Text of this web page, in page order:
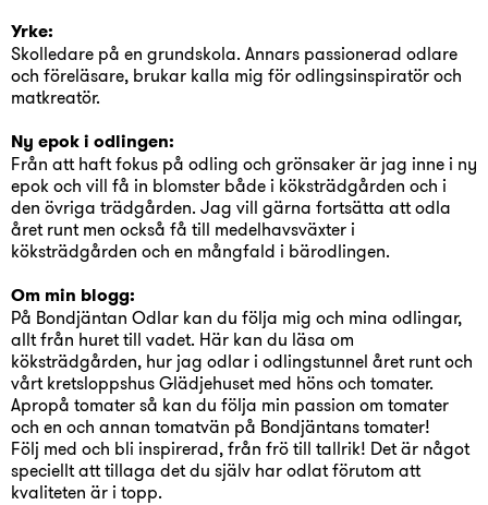
Yrke:
Skolledare på en grundskola. Annars passionerad odlare
och föreläsare, brukar kalla mig för odlingsinspiratör och
matkreatör.
Ny epok i odlingen:
Från att haft fokus på odling och grönsaker är jag inne i ny
epok och vill få in blomster både i köksträdgården och i
den övriga trädgården. Jag vill gärna fortsätta att odla
året runt men också få till medelhavsväxter i
köksträdgården och en mångfald i bärodlingen.
Om min blogg:
På Bondjäntan Odlar kan du följa mig och mina odlingar,
allt från huret till vadet. Här kan du läsa om
köksträdgården, hur jag odlar i odlingstunnel året runt och
vårt kretsloppshus Glädjehuset med höns och tomater.
Apropå tomater så kan du följa min passion om tomater
och en och annan tomatvän på Bondjäntans tomater!
Följ med och bli inspirerad, från frö till tallrik! Det är något
speciellt att tillaga det du själv har odlat förutom att
kvaliteten är i topp.